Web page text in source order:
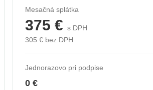
Mesačná splátka
375 € s DPH
305 € bez DPH
Jednorazovo pri podpise
0 €